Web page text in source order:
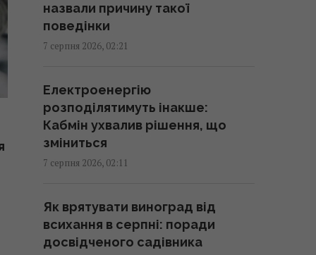
"Нам самим потрібні": Трамп
відреагував на прохання
00:22 п'ятниця, 07 серпня 2026
Вчені виявили відбитки пальців
на кераміці віком 8000 років: що
Атака дронів на Москву:
назвали причину такої
поведінки
7 серпня 2026, 02:21
Електроенергію
розподілятимуть інакше:
Кабмін ухвалив рішення, що
зміниться
7 серпня 2026, 02:11
Як врятувати виноград від
всихання в серпні: поради
досвідченого садівника